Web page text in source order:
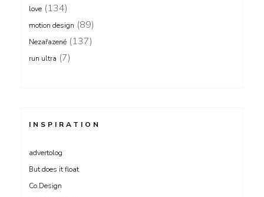
love (134)
motion design (89)
Nezařazené (137)
run ultra (7)
INSPIRATION
advertolog
But does it float
Co.Design